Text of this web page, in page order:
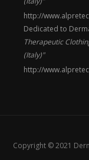
http://
Dedicated to
Therapeutic
(Italy)"
http://
Copyright © 2021